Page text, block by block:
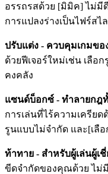
อรรถรสด้วย [มิมิค] ไม่มี
การแปลงร่างเป็นไฟร์ส
ปรับแต่ง - ควบคุมเกมข
ด้วยฟีเจอร์ใหม่เช่น เลือ
คงคลัง
แซนด์บ็อกซ์ - ทำลายกฎ
การเล่นที่ไร้ความเครีย
รูนแบบไม่จำกัด และ[เลื
ท้าทาย - สำหรับผู้เล่นผู้เ
ขีดจำกัดของคุณด้วย ไม่